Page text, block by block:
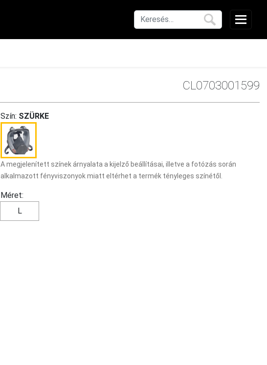
CL0703001599
Szín: SZÜRKE
A megjelenített színek árnyalata a kijelző beállításai, illetve a fotózás során
alkalmazott fényviszonyok miatt eltérhet a termék tényleges színétől.
Méret:
L